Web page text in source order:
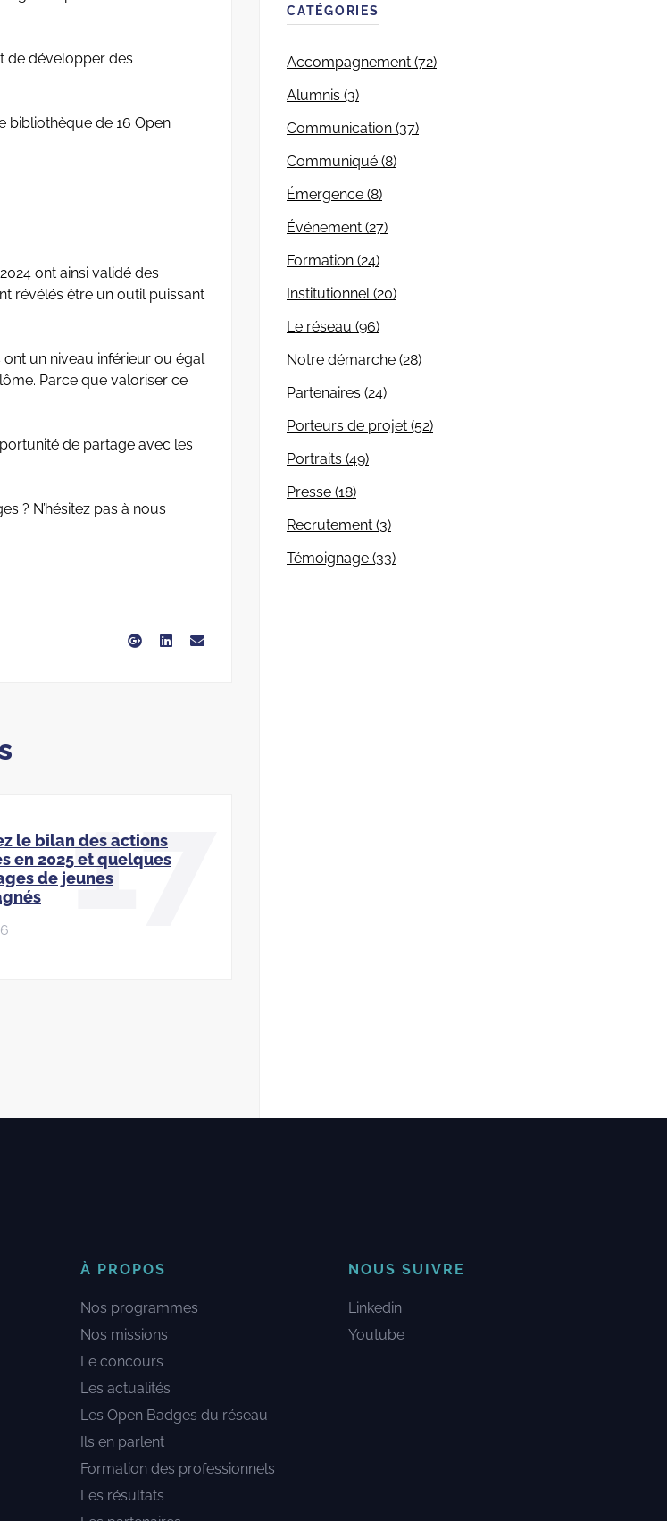
de développer des
bibliothèque de 16 Open
ont ainsi validé des
révélés être un outil puissant
ont un niveau inférieur ou égal
Parce que valoriser ce
de partage avec les
? N’hésitez pas à nous
17
le bilan des actions
en 2025 et quelques
de jeunes
CATÉGORIES
Accompagnement (72)
Alumnis (3)
Communication (37)
Communiqué (8)
Émergence (8)
Événement (27)
Formation (24)
Institutionnel (20)
Le réseau (96)
Notre démarche (28)
Partenaires (24)
Porteurs de projet (52)
Portraits (49)
Presse (18)
Recrutement (3)
Témoignage (33)
À PROPOS
Nos programmes
Nos missions
Le concours
Les actualités
Les Open Badges du réseau
Ils en parlent
Formation des professionnels
Les résultats
NOUS SUIVRE
Linkedin
Youtube